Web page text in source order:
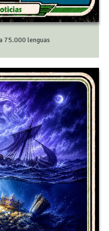
75.000 lenguas